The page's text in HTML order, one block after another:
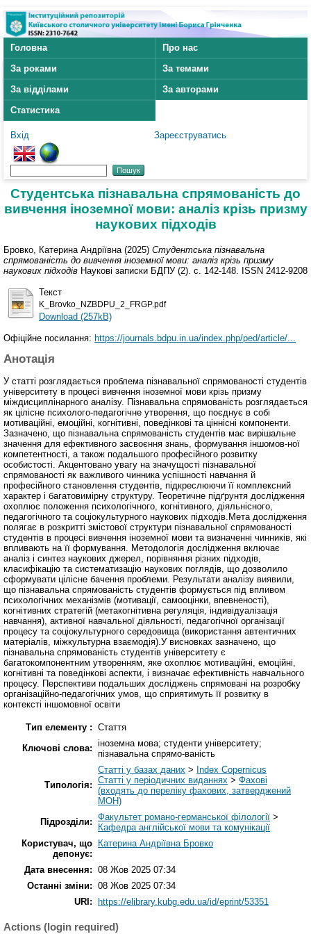
Головна
Про нас
За роками
За темами
За відділами
За авторами
Статистика
Вхід Зареєструватись
Студентська пізнавальна спрямованість до
вивчення іноземної мови: аналіз крізь призму
наукових підходів
Бровко, Катерина Андріївна (2025) Студентська пізнавальна
спрямованість до вивчення іноземної мови: аналіз крізь призму
наукових підходів Наукові записки БДПУ (2). с. 142-148. ISSN 2412-9208
Текст
K_Brovko_NZBDPU_2_FRGP.pdf
Download (257kB)
Офіційне посилання: https://journals.bdpu.in.ua/index.php/ped/article/...
Анотація
У статті розглядається проблема пізнавальної спрямованості студентів
університету в процесі вивчення іноземної мови крізь призму
міждисциплінарного аналізу. Пізнавальна спрямованість розглядається
як цілісне психолого-педагогічне утворення, що поєднує в собі
мотиваційні, емоційні, когнітивні, поведінкові та ціннісні компоненти.
Зазначено, що пізнавальна спрямованість студентів має вирішальне
значення для ефективного засвоєння знань, формування іншомов-ної
компетентності, а також подальшого професійного розвитку
особистості. Акцентовано увагу на значущості пізнавальної
спрямованості як важливого чинника успішності навчання й
професійного становлення студентів, підкреслюючи її комплексний
характер і багатовимірну структуру. Теоретичне підґрунтя дослідження
охоплює положення психологічного, когнітивного, діяльнісного,
педагогічного та соціокультурного наукових підходів.Мета дослідження
полягає в розкритті змістової структури пізнавальної спрямованості
студентів в процесі вивчення іноземної мови та визначенні чинників, які
впливають на її формування. Методологія дослідження включає
аналіз і синтез наукових джерел, порівняння різних підходів,
класифікацію та систематизацію наукових поглядів, що дозволило
сформувати цілісне бачення проблеми. Результати аналізу виявили,
що пізнавальна спрямованість студентів формується під впливом
психологічних механізмів (мотивації, самооцінки, впевненості),
когнітивних стратегій (метакогнітивна регуляція, індивідуалізація
навчання), активної навчальної діяльності, педагогічної організації
процесу та соціокультурного середовища (використання автентичних
матеріалів, міжкультурна взаємодія).У висновках зазначено, що
пізнавальна спрямованість студентів університету є
багатокомпонентним утворенням, яке охоплює мотиваційні, емоційні,
когнітивні та поведінкові аспекти, і визначає ефективність навчального
процесу. Перспективи подальших досліджень спрямовані на розробку
організаційно-педагогічних умов, що сприятимуть її розвитку в
контексті іншомовної освіти
Тип елементу : Стаття
Ключові слова: іноземна мова; студенти університету;
пізнавальна спрямо-ваність
Типологія:
Статті у базах даних > Index Copernicus
Статті у періодичних виданнях > Фахові
(входять до переліку фахових, затверджений
МОН)
Підрозділи: Факультет романо-германської філології >
Кафедра англійської мови та комунікації
Користувач, що
депонує:
Катерина Андріївна Бровко
Дата внесення: 08 Жов 2025 07:34
Останні зміни: 08 Жов 2025 07:34
URI:
https://elibrary.kubg.edu.ua/id/eprint/53351
Actions (login required)